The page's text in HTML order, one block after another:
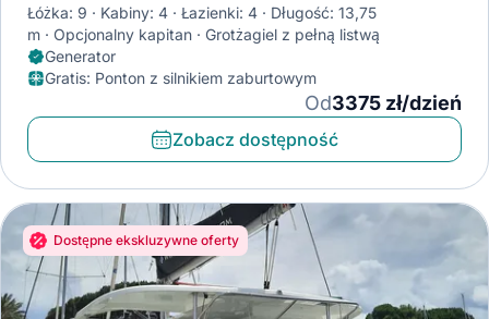
Łóżka: 9 Kabiny: 4 Łazienki: 4
Długość: 13,75
m
Opcjonalny kapitan
Grotżagiel z pełną listwą
Generator
Gratis: Ponton z silnikiem zaburtowym
Od3375 zł/dzień
Zobacz dostępność
Dostępne ekskluzywne oferty